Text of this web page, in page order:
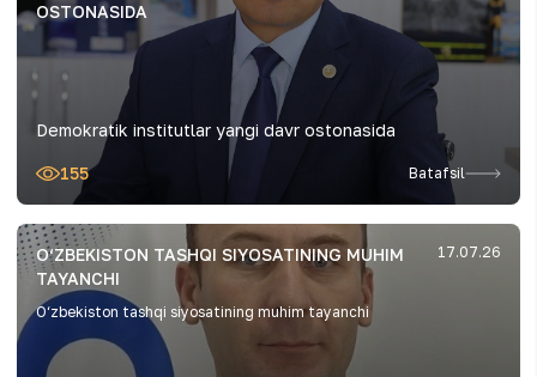
OSTONASIDA
Demokratik institutlar yangi davr ostonasida
155 Batafsil
O‘ZBEKISTON TASHQI SIYOSATINING MUHIM
TAYANCHI
17.07.26
O‘zbekiston tashqi siyosatining muhim tayanchi